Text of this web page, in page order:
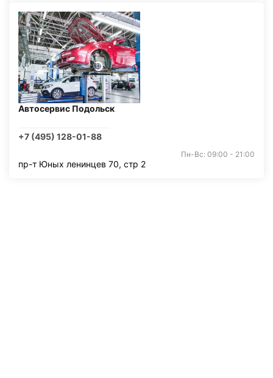
Автосервис Подольск
+7 (495) 128-01-88
Пн-Вс: 09:00 - 21:00
пр-т Юных ленинцев 70, стр 2